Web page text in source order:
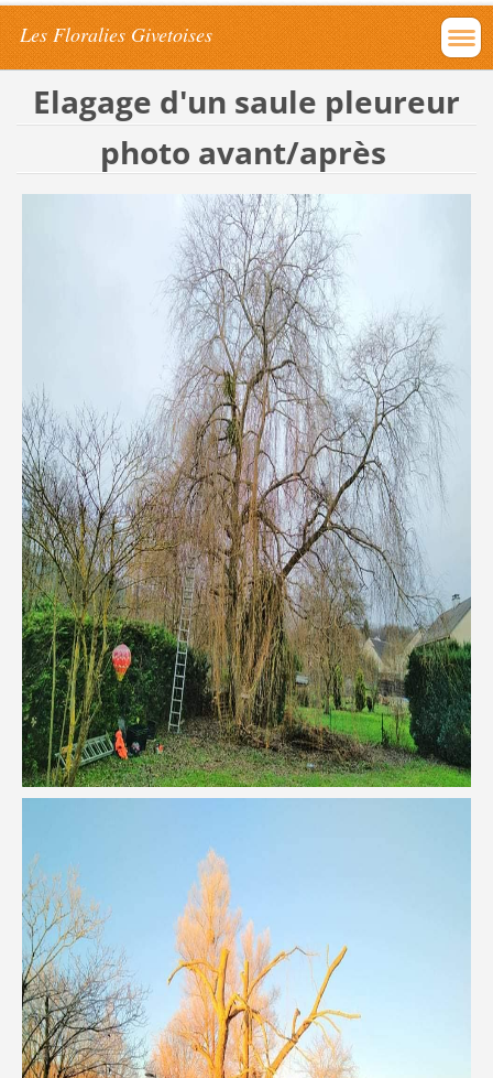
Les Floralies Givetoises
Elagage d'un saule pleureur
photo avant/après